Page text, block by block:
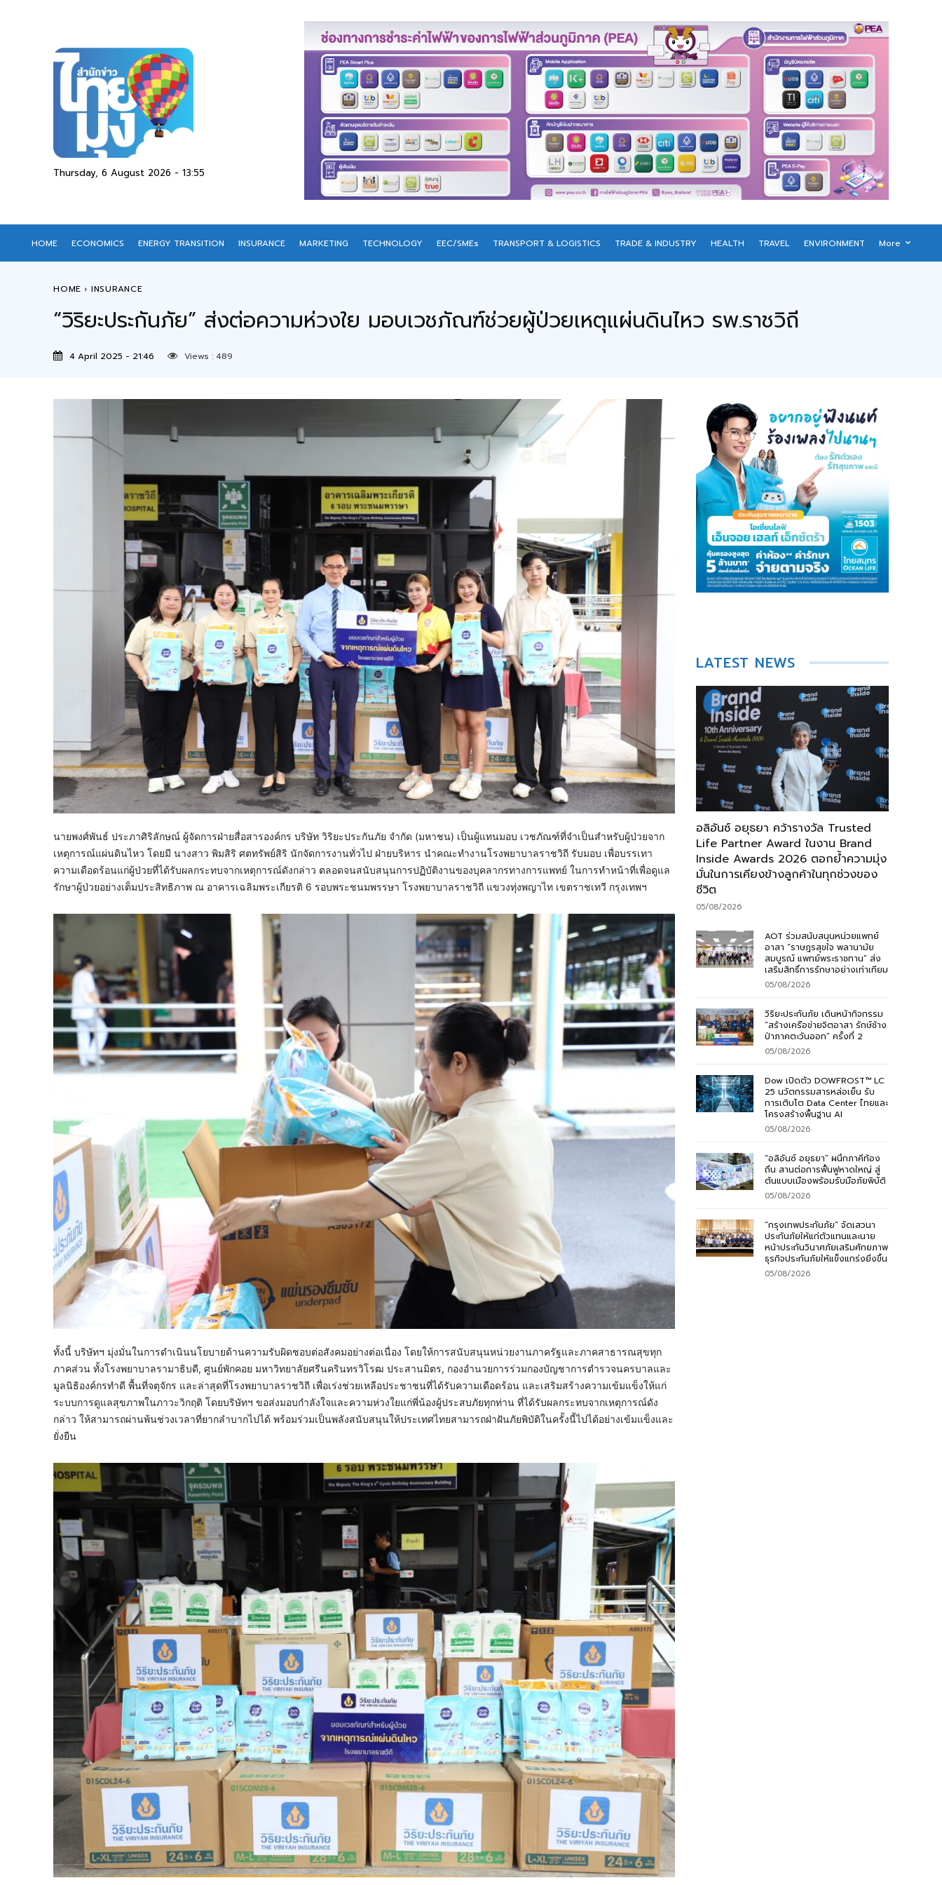
Thursday, 6 August 2026 - 13:55
HOME ECONOMICS ENERGY TRANSITION INSURANCE MARKETING TECHNOLOGY EEC/SMEs TRANSPORT & LOGISTICS TRADE & INDUSTRY HEALTH TRAVEL ENVIRONMENT More
HOME INSURANCE
“วิริยะประกันภัย” ส่งต่อความห่วงใย มอบเวชภัณฑ์ช่วยผู้ป่วยเหตุแผ่นดินไหว รพ.ราชวิถี
4 April 2025 - 21:46 Views : 489
นายพงศ์พันธ์ ประภาศิริลักษณ์ ผู้จัดการฝ่ายสื่อสารองค์กร บริษัท วิริยะประกันภัย จำกัด (มหาชน) เป็นผู้แทนมอบ เวชภัณฑ์ที่จำเป็นสำหรับผู้ป่วยจาก
เหตุการณ์แผ่นดินไหว โดยมี นางสาว พิมสิริ ศตทรัพย์สิริ นักจัดการงานทั่วไป ฝ่ายบริหาร นำคณะทำงานโรงพยาบาลราชวิถี รับมอบ เพื่อบรรเทา
ความเดือดร้อนแก่ผู้ป่วยที่ได้รับผลกระทบจากเหตุการณ์ดังกล่าว ตลอดจนสนับสนุนการปฏิบัติงานของบุคลากรทางการแพทย์ ในการทำหน้าที่เพื่อดูแล
รักษาผู้ป่วยอย่างเต็มประสิทธิภาพ ณ อาคารเฉลิมพระเกียรติ 6 รอบพระชนมพรรษา โรงพยาบาลราชวิถี แขวงทุ่งพญาไท เขตราชเทวี กรุงเทพฯ
ทั้งนี้ บริษัทฯ มุ่งมั่นในการดำเนินนโยบายด้านความรับผิดชอบต่อสังคมอย่างต่อเนื่อง โดยให้การสนับสนุนหน่วยงานภาครัฐและภาคสาธารณสุขทุก
ภาคส่วน ทั้งโรงพยาบาลรามาธิบดี, ศูนย์พักคอย มหาวิทยาลัยศรีนครินทรวิโรฒ ประสานมิตร, กองอำนวยการร่วมกองบัญชาการตำรวจนครบาลและ
มูลนิธิองค์กรทำดี พื้นที่จตุจักร และล่าสุดที่โรงพยาบาลราชวิถี เพื่อเร่งช่วยเหลือประชาชนที่ได้รับความเดือดร้อน และเสริมสร้างความเข้มแข็งให้แก่
ระบบการดูแลสุขภาพในภาวะวิกฤติ โดยบริษัทฯ ขอส่งมอบกำลังใจและความห่วงใยแก่พี่น้องผู้ประสบภัยทุกท่าน ที่ได้รับผลกระทบจากเหตุการณ์ดัง
กล่าว ให้สามารถผ่านพ้นช่วงเวลาที่ยากลำบากไปได้ พร้อมร่วมเป็นพลังสนับสนุนให้ประเทศไทยสามารถฝ่าฝันภัยพิบัติในครั้งนี้ไปได้อย่างเข้มแข็งและ
ยั่งยืน
LATEST NEWS
อลิอันซ์ อยุธยา คว้ารางวัล Trusted
Life Partner Award ในงาน Brand
Inside Awards 2026 ตอกย้ำความมุ่ง
มั่นในการเคียงข้างลูกค้าในทุกช่วงของ
ชีวิต
05/08/2026
AOT ร่วมสนับสนุนหน่วยแพทย์
อาสา “ราษฎรสุขใจ พลานามัย
สมบูรณ์ แพทย์พระราชทาน” ส่ง
เสริมสิทธิ์การรักษาอย่างเท่าเทียม
05/08/2026
วิริยะประกันภัย เดินหน้ากิจกรรม
“สร้างเครือข่ายจิตอาสา รักษ์ช้าง
ป่าภาคตะวันออก” ครั้งที่ 2
05/08/2026
Dow เปิดตัว DOWFROST™ LC
25 นวัตกรรมสารหล่อเย็น รับ
การเติบโต Data Center ไทยและ
โครงสร้างพื้นฐาน AI
05/08/2026
“อลิอันซ์ อยุธยา” ผนึกภาคีท้อง
ถิ่น สานต่อการฟื้นฟูหาดใหญ่ สู่
ต้นแบบเมืองพร้อมรับมือภัยพิบัติ
05/08/2026
“กรุงเทพประกันภัย” จัดเสวนา
ประกันภัยให้แก่ตัวแทนและนาย
หน้าประกันวินาศภัยเสริมศักยภาพ
ธุรกิจประกันภัยให้แข็งแกร่งยิ่งขึ้น
05/08/2026